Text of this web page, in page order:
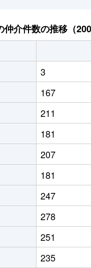
仲介件数の推移（
3
167
211
181
207
181
247
278
251
235